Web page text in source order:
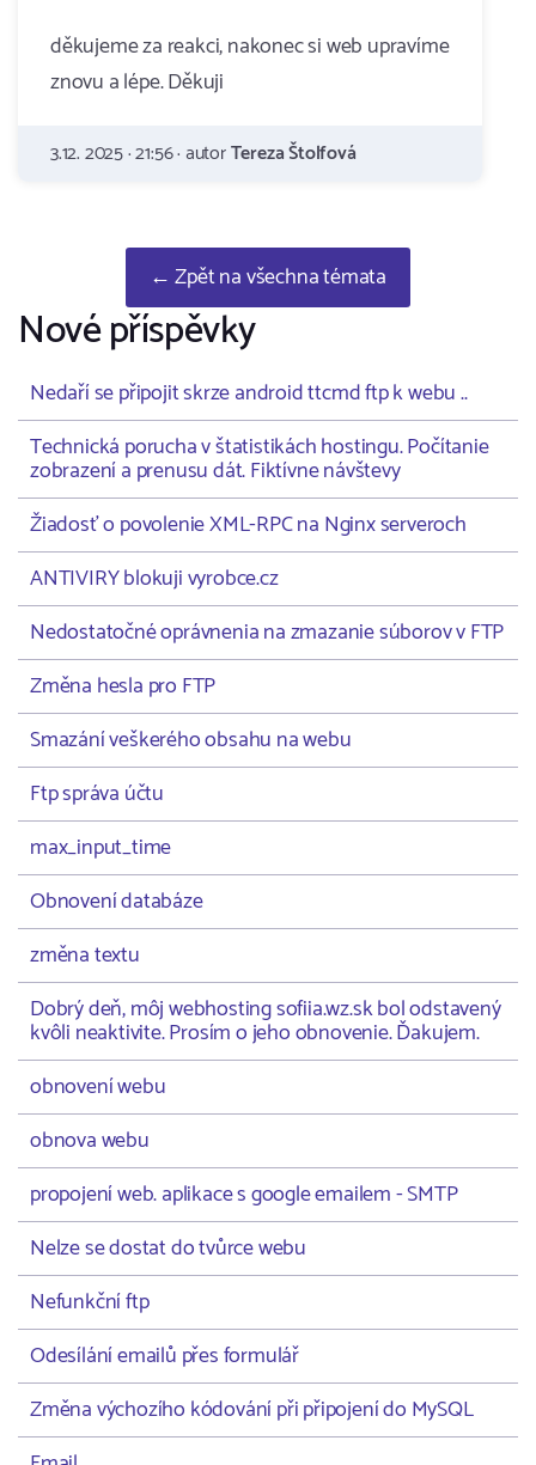
děkujeme za reakci, nakonec si web upravíme
znovu a lépe. Děkuji
3.12. 2025 · 21:56 · autorTereza Štolfová
← Zpět na všechna témata
Nové příspěvky
Nedaří se připojit skrze android ttcmd ftp k webu ..
Technická porucha v štatistikách hostingu. Počítanie
zobrazení a prenusu dát. Fiktívne návštevy
Žiadosť o povolenie XML-RPC na Nginx serveroch
ANTIVIRY blokuji vyrobce.cz
Nedostatočné oprávnenia na zmazanie súborov v FTP
Změna hesla pro FTP
Smazání veškerého obsahu na webu
Ftp správa účtu
max_input_time
Obnovení databáze
změna textu
Dobrý deň, môj webhosting sofiia.wz.sk bol odstavený
kvôli neaktivite. Prosím o jeho obnovenie. Ďakujem.
obnovení webu
obnova webu
propojení web. aplikace s google emailem - SMTP
Nelze se dostat do tvůrce webu
Nefunkční ftp
Odesílání emailů přes formulář
Změna výchozího kódování při připojení do MySQL